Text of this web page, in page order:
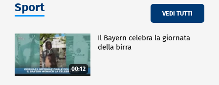
Sport VEDI TUTTI
00:12
Il Bayern celebra la giornata
della birra